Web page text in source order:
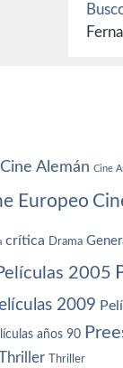
Cine Alemán Cine
Europeo
crítica Drama
2005
2009
años 90
Thriller